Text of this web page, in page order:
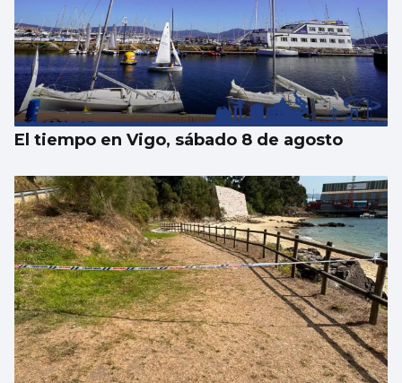
El tiempo en Vigo, sábado 8 de agosto